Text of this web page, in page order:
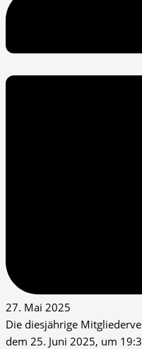
27. Mai 2025
Die diesjährige
dem 25. Juni 2025, um